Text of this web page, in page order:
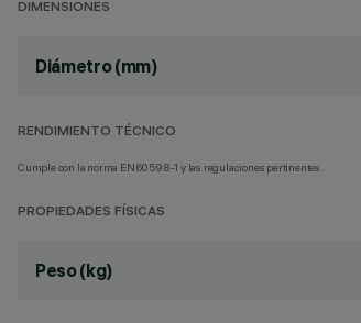
DIMENSIONES
Diámetro (mm)
RENDIMIENTO TÉCNICO
Cumple con la norma EN60598-1 y las regulaciones pertinentes.
PROPIEDADES FÍSICAS
Peso (kg)